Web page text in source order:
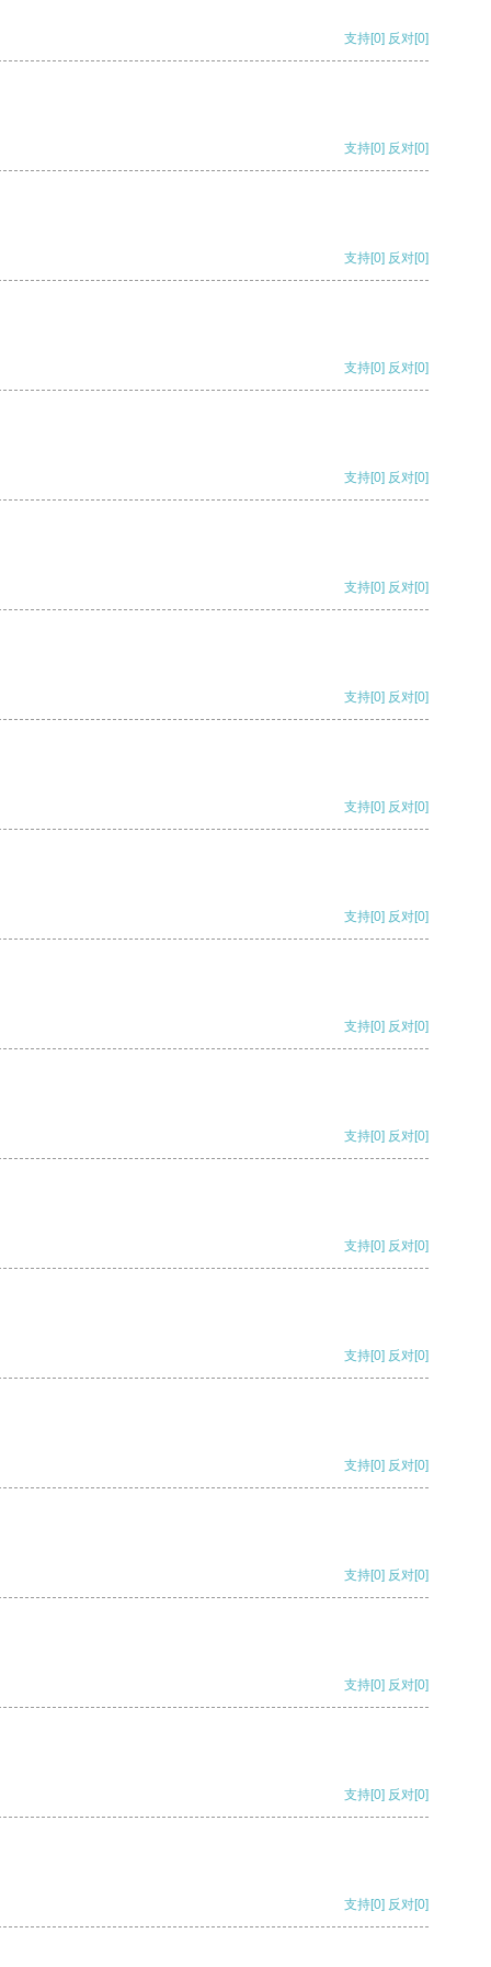
支持[0] 反对[0]
支持[0] 反对[0]
支持[0] 反对[0]
支持[0] 反对[0]
支持[0] 反对[0]
支持[0] 反对[0]
支持[0] 反对[0]
支持[0] 反对[0]
支持[0] 反对[0]
支持[0] 反对[0]
支持[0] 反对[0]
支持[0] 反对[0]
支持[0] 反对[0]
支持[0] 反对[0]
支持[0] 反对[0]
支持[0] 反对[0]
支持[0] 反对[0]
支持[0] 反对[0]